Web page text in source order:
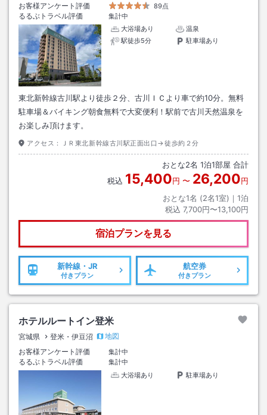
お客様アンケート評価
89点
るるぶトラベル評価
集計中
大浴場あり
温泉
駅徒歩5分
駐車場あり
東北新幹線古川駅より徒歩２分、古川ＩＣより車で約10分。無料
駐車場＆バイキング朝食無料で大変便利！駅前で古川天然温泉を
お楽しみ頂けます。
アクセス： ＪＲ東北新幹線古川駅正面出口→徒歩約２分
おとな2名 1泊1部屋 合計
税込 15,400円 〜 26,200円
おとな1名 (2名1室)｜ 1泊
税込 7,700円〜13,100円
宿泊プランを見る
新幹線・JR
付きプラン
航空券
付きプラン
ホテルルートイン登米
宮城県 登米・伊豆沼
地図
お客様アンケート評価
集計中
るるぶトラベル評価
集計中
大浴場あり
駐車場あり